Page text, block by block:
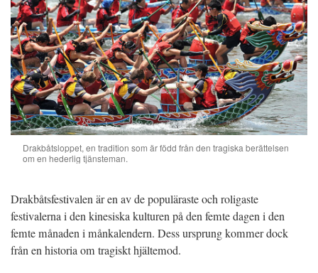
Drakbåtsloppet, en tradition som är född från den tragiska berättelsen
om en hederlig tjänsteman.
Drakbåtsfestivalen är en av de populäraste och roligaste
festivalerna i den kinesiska kulturen på den femte dagen i den
femte månaden i månkalendern. Dess ursprung kommer dock
från en historia om tragiskt hjältemod.